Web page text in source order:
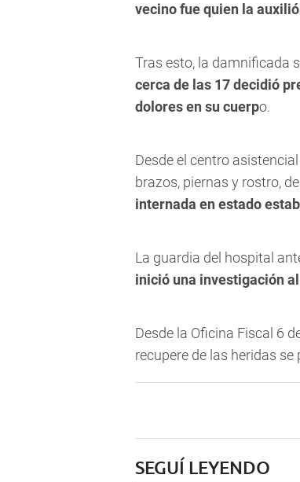
vecino fue quien la
Tras esto, la damnificada
cerca de las 17 decidió
dolores en su cuerpo.
Desde el centro
brazos, piernas y rostro,
internada en estado
La guardia del hospital
inició una investigación
Desde la Oficina Fiscal 6
recupere de las heridas
SEGUÍ LEYENDO